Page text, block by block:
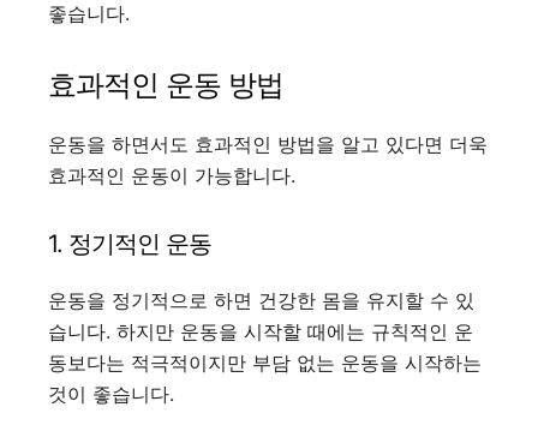
좋습니다.
효과적인 운동 방법
운동을 하면서도 효과적인 방법을 알고 있다면 더욱
효과적인 운동이 가능합니다.
1. 정기적인 운동
운동을 정기적으로 하면 건강한 몸을 유지할 수 있
습니다. 하지만 운동을 시작할 때에는 규칙적인 운
동보다는 적극적이지만 부담 없는 운동을 시작하는
것이 좋습니다.